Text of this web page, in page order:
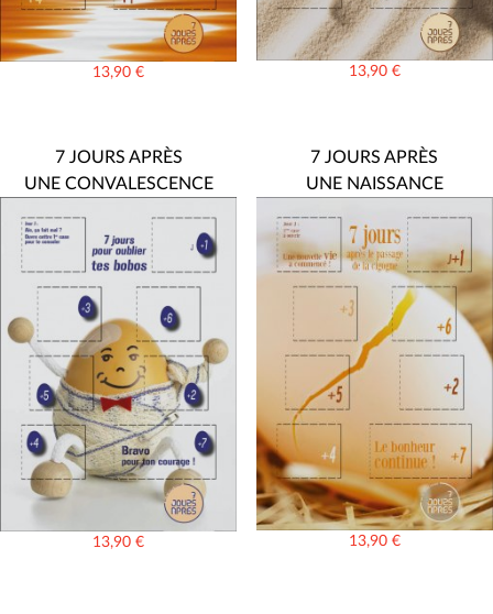
13,90€ 13,90 €
7 JOURS APRÈS
UNE CONVALESCENCE
13,90€
7 JOURS APRÈS
UNE NAISSANCE
13,90 €